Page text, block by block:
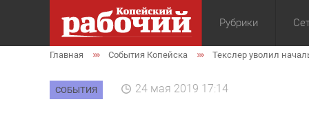
Рубрики
Общество
Главная События Копейска Текслер уволил
СОБЫТИЯ 24 мая 2019 17:14